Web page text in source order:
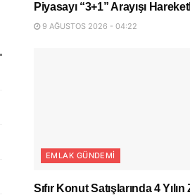
Piyasayı “3+1” Arayışı
9 AĞUSTOS 2026 - 04:22
EMLAK GÜNDEMI
Sıfır Konut Satışlarında 4